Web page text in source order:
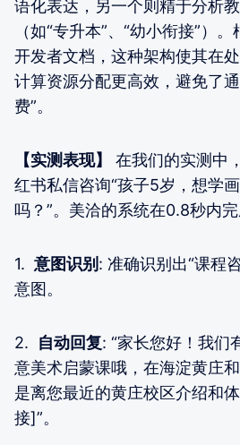
语化表达，另一个则精于分析
（如“专升本”、“幼小衔接”）
开发者文档，这种架构使其在
计算资源分配更高效，避免了
费”。
【实测表现】
在我们的实测中
红书私信咨询“孩子5岁，想学
吗？”。美洽的系统在0.8秒内完
1. 意图识别 : 准确识别出“课程
意图。
2. 自动回复: “家长您好！我们
意美术启蒙课哦，在海淀黄庄
是离您最近的黄庄校区介绍和
接]”。